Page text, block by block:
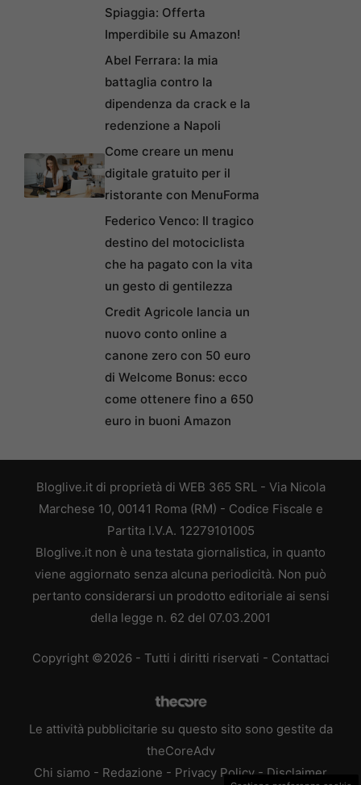
Spiaggia: Offerta
Imperdibile su Amazon!
Abel Ferrara: la mia
battaglia contro la
dipendenza da crack e la
redenzione a Napoli
Come creare un menu
digitale gratuito per il
ristorante con MenuForma
Federico Venco: Il tragico
destino del motociclista
che ha pagato con la vita
un gesto di gentilezza
Credit Agricole lancia un
nuovo conto online a
canone zero con 50 euro
di Welcome Bonus: ecco
come ottenere fino a 650
euro in buoni Amazon
Bloglive.it di proprietà di WEB 365 SRL - Via Nicola
Marchese 10, 00141 Roma (RM) - Codice Fiscale e
Partita I.V.A. 12279101005
Bloglive.it non è una testata giornalistica, in quanto
viene aggiornato senza alcuna periodicità. Non può
pertanto considerarsi un prodotto editoriale ai sensi
della legge n. 62 del 07.03.2001
Copyright ©2026 - Tutti i diritti riservati - Contattaci
Le attività pubblicitarie su questo sito sono gestite da
theCoreAdv
Chi siamo - Redazione - Privacy Policy - Disclaimer